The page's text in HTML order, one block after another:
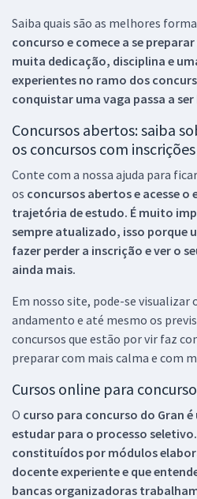
Saiba quais são as melhores
concurso e comece a se
muita dedicação, disciplina e
experientes no ramo dos
conquistar uma vaga passa a
Concursos abertos: saiba
os concursos com
Conte com a nossa ajuda para
os concursos abertos e acesse o
trajetória de estudo. É muito
sempre atualizado, isso porque
fazer perder a inscrição e ver o
ainda mais.
Em nosso site, pode-se visualizar
andamento e até mesmo os
concursos que estão por vir faz
preparar com mais calma e com
Cursos online para
O curso para concurso do Gran
estudar para o processo
constituídos por módulos
docente experiente e que
bancas organizadoras